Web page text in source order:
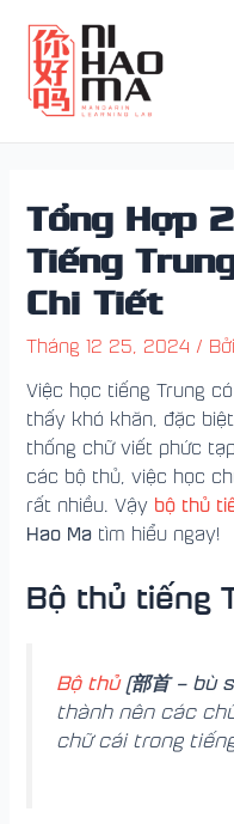
dung
Tổng Hợp
Tiếng
Chi Tiết
Tháng 12 25, 2024 / Bởi
Việc học tiếng Trung
thấy khó khăn, đặc
thống chữ viết phức
các bộ thủ, việc học
rất nhiều. Vậy bộ thủ
Hao Ma tìm hiểu ngay!
Bộ thủ tiếng
Bộ thủ(部首 – bù
thành nên các
chữ cái trong
hướng
viết